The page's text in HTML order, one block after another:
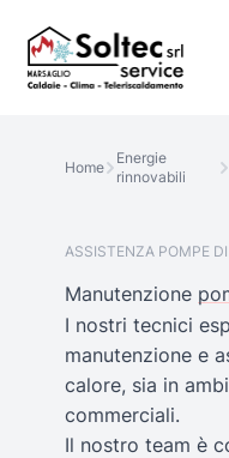
Home
Energie
rinnovabili
ASSISTENZA POMPE
Manutenzione
I nostri tecnici
manutenzione e
calore, sia in
commerciali.
Il nostro team è